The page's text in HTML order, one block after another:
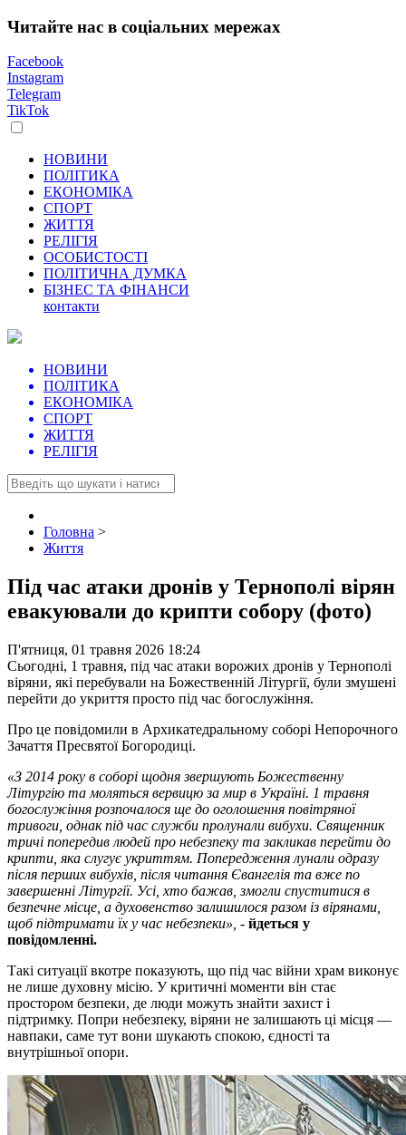
Читайте нас в соціальних мережах
Facebook
Instagram
Telegram
TikTok
НОВИНИ
ПОЛІТИКА
ЕКОНОМІКА
СПОРТ
ЖИТТЯ
РЕЛІГІЯ
ОСОБИСТОСТІ
ПОЛІТИЧНА ДУМКА
БІЗНЕС ТА ФІНАНСИ
контакти
НОВИНИ
ПОЛІТИКА
ЕКОНОМІКА
СПОРТ
ЖИТТЯ
РЕЛІГІЯ
Головна >
Життя
Під час атаки дронів у Тернополі вірян
евакуювали до крипти собору (фото)
П'ятниця, 01 травня 2026 18:24
Сьогодні, 1 травня, під час атаки ворожих дронів у Тернополі
віряни, які перебували на Божественній Літургії, були змушені
перейти до укриття просто під час богослужіння.
Про це повідомили в Архикатедральному соборі Непорочного
Зачаття Пресвятої Богородиці.
«З 2014 року в соборі щодня звершують Божественну
Літургію та моляться вервицю за мир в Україні. 1 травня
богослужіння розпочалося ще до оголошення повітряної
тривоги, однак під час служби пролунали вибухи. Священник
тричі попередив людей про небезпеку та закликав перейти до
крипти, яка слугує укриттям. Попередження лунали одразу
після перших вибухів, після читання Євангелія та вже по
завершенні Літургії. Усі, хто бажав, змогли спуститися в
безпечне місце, а духовенство залишилося разом із вірянами,
щоб підтримати їх у час небезпеки», - йдеться у
повідомленні.
Такі ситуації вкотре показують, що під час війни храм виконує
не лише духовну місію. У критичні моменти він стає
простором безпеки, де люди можуть знайти захист і
підтримку. Попри небезпеку, віряни не залишають ці місця —
навпаки, саме тут вони шукають спокою, єдності та
внутрішньої опори.